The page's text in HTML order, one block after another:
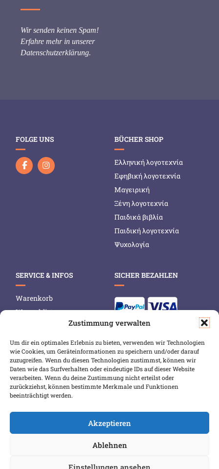
Zustimmung verwalten
Um dir ein optimales Erlebnis zu bieten, verwenden wir Technologien
wie Cookies, um Geräteinformationen zu speichern und/oder darauf
zuzugreifen. Wenn du diesen Technologien zustimmst, können wir
Daten wie das Surfverhalten oder eindeutige IDs auf dieser Website
verarbeiten. Wenn du deine Zustimmung nicht erteilst oder
zurückziehst, können bestimmte Merkmale und Funktionen
beeinträchtigt werden.
Akzeptieren
Ablehnen
Einstellungen ansehen
Wir senden keinen Spam!
Erfahre mehr in unserer
Datenschutzerklärung.
FOLGE UNS BÜCHER SHOP
Ελληνική λογοτεχνία
Εφηβική λογοτεχνία
Μαγειρική
Ξένη λογοτεχνία
Παιδικά βιβλία
Παιδική λογοτεχνία
Ψυχολογία
SERVICE & INFOS
Warenkorb
Wunschliste
Versand & Lieferung
Zahlungsweisen
Widerruf
SICHER BEZAHLEN
COPYRIGHT 2026 BIBLIOPOREIA